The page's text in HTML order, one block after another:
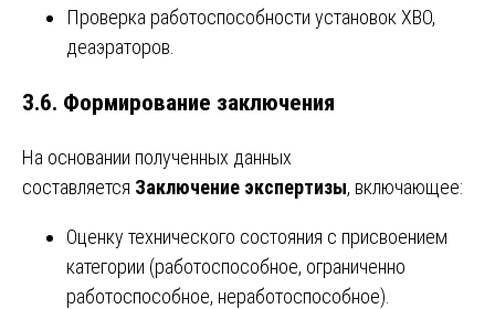
Проверка работоспособности установок ХВО,
деаэраторов.
3.6. Формирование заключения
На основании полученных данных
составляется Заключение экспертизы, включающее:
Оценку технического состояния с присвоением
категории (работоспособное, ограниченно
работоспособное, неработоспособное).